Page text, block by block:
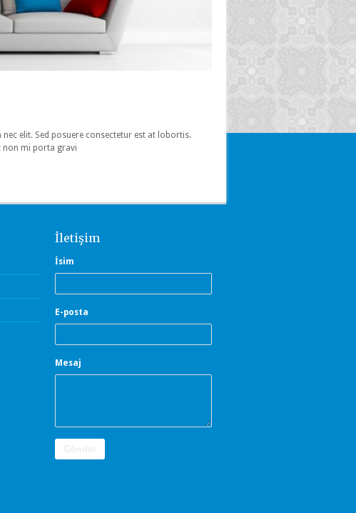
elit. Sed posuere consectetur est at lobortis.
non mi porta gravi
İletişim
İsim
E-posta
Mesaj